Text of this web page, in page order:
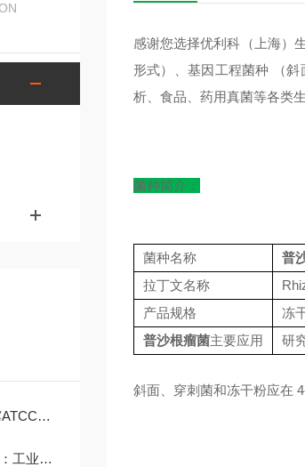
特性与风险
的试金石
感谢您选择优利科（上海）
形式）、基因工程菌种 （
析、食品、药用真菌等各类
菌种简介：
菌种名称
普
拉丁文名称
产品规格
冻
普沙根瘤菌主要应用 研
斜面、穿刺菌和冻干粉应在